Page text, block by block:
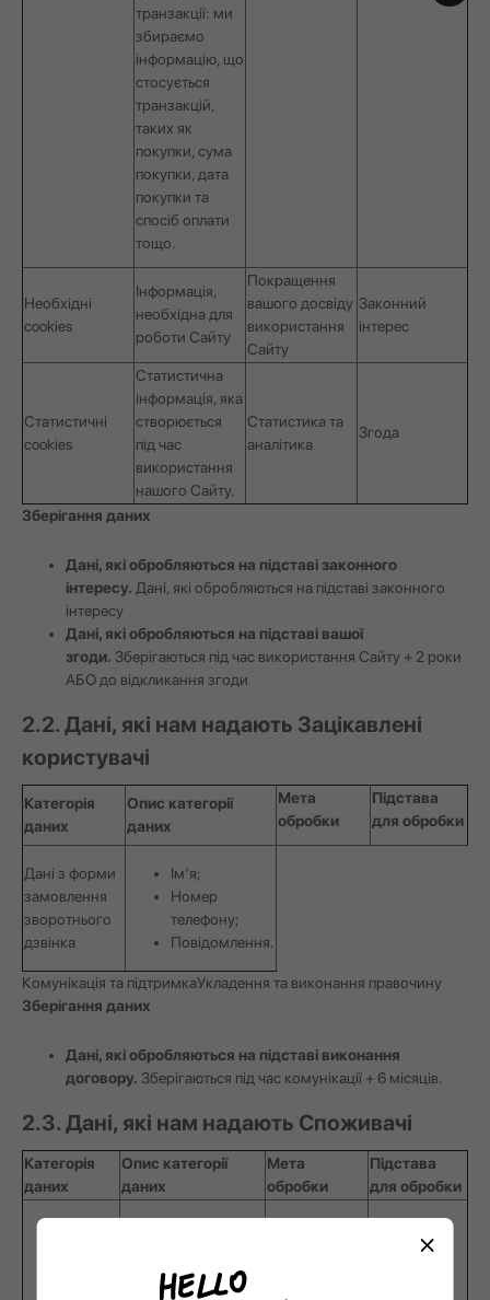
транзакції: ми
збираємо
інформацію, що
стосується
транзакцій,
таких як
покупки, сума
покупки, дата
покупки та
спосіб оплати
тощо.
Необхідні
cookies
Інформація,
необхідна для
роботи Сайту
Покращення
вашого досвіду
використання
Сайту
Законний
інтерес
Статистичні
cookies
Статистична
інформація, яка
створюється
під час
використання
нашого Сайту.
Статистика та
аналітика
Згода
Зберігання даних
Дані, які обробляються на підставі законного
інтересу. Дані, які обробляються на підставі законного
інтересу
Дані, які обробляються на підставі вашої
згоди. Зберігаються під час використання Сайту + 2 роки
АБО до відкликання згоди
2.2. Дані, які нам надають Зацікавлені
користувачі
Категорія
даних
Опис категорії
даних
Мета
обробки
Підстава
для обробки
Дані з форми
замовлення
зворотнього
дзвінка
Ім’я;
Номер
телефону;
Повідомлення.
Комунікація та підтримкаУкладення та виконання правочину
Зберігання даних
Дані, які обробляються на підставі виконання
договору. Зберігаються під час комунікації + 6 місяців.
2.3. Дані, які нам надають Споживачі
Категорія
даних
Опис категорії
даних
Мета
обробки
Підстава
для обробки
загальна